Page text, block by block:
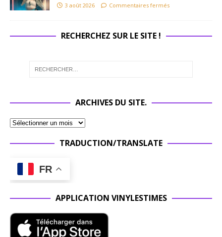
3 août 2026 Commentaires fermés
RECHERCHEZ SUR LE SITE !
ARCHIVES DU SITE.
TRADUCTION/TRANSLATE
FR
APPLICATION VINYLESTIMES